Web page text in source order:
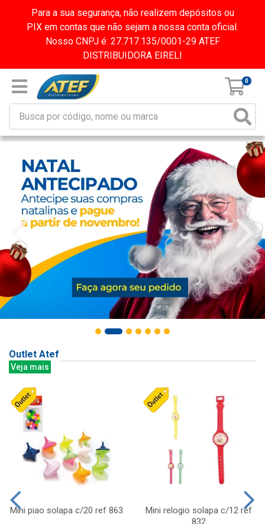
Para a sua segurança, não realizem depósitos ou
PIX em contas que não sejam a nossa conta oficial.
Nosso CNPJ é: 27.717.135/0001-29 ATEF
DISTRIBUIDORA EIRELI
0
Outlet Atef
Veja mais
Mini piao solapa c/20 ref 863
Mini relogio solapa c/12 ref
832